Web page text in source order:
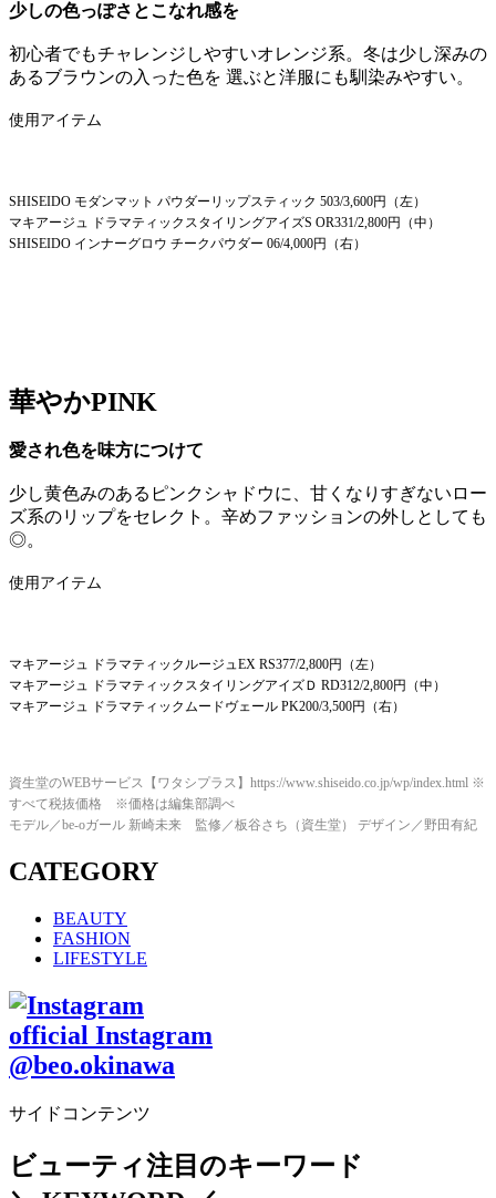
少しの色っぽさとこなれ感を
初心者でもチャレンジしやすいオレンジ系。冬は少し深みの
あるブラウンの入った色を 選ぶと洋服にも馴染みやすい。
使用アイテム
SHISEIDO モダンマット パウダーリップスティック 503/3,600円（左）
マキアージュ ドラマティックスタイリングアイズS OR331/2,800円（中）
SHISEIDO インナーグロウ チークパウダー 06/4,000円（右）
華やかPINK
愛され色を味方につけて
少し黄色みのあるピンクシャドウに、甘くなりすぎないロー
ズ系のリップをセレクト。辛めファッションの外しとしても
◎。
使用アイテム
マキアージュ ドラマティックルージュEX RS377/2,800円（左）
マキアージュ ドラマティックスタイリングアイズＤ RD312/2,800円（中）
マキアージュ ドラマティックムードヴェール PK200/3,500円（右）
資生堂のWEBサービス【ワタシプラス】https://www.shiseido.co.jp/wp/index.html ※
すべて税抜価格 ※価格は編集部調べ
モデル／be-oガール 新崎未来 監修／板谷さち（資生堂） デザイン／野田有紀
CATEGORY
BEAUTY
FASHION
LIFESTYLE
official Instagram
@beo.okinawa
サイドコンテンツ
ビューティ注目のキーワード